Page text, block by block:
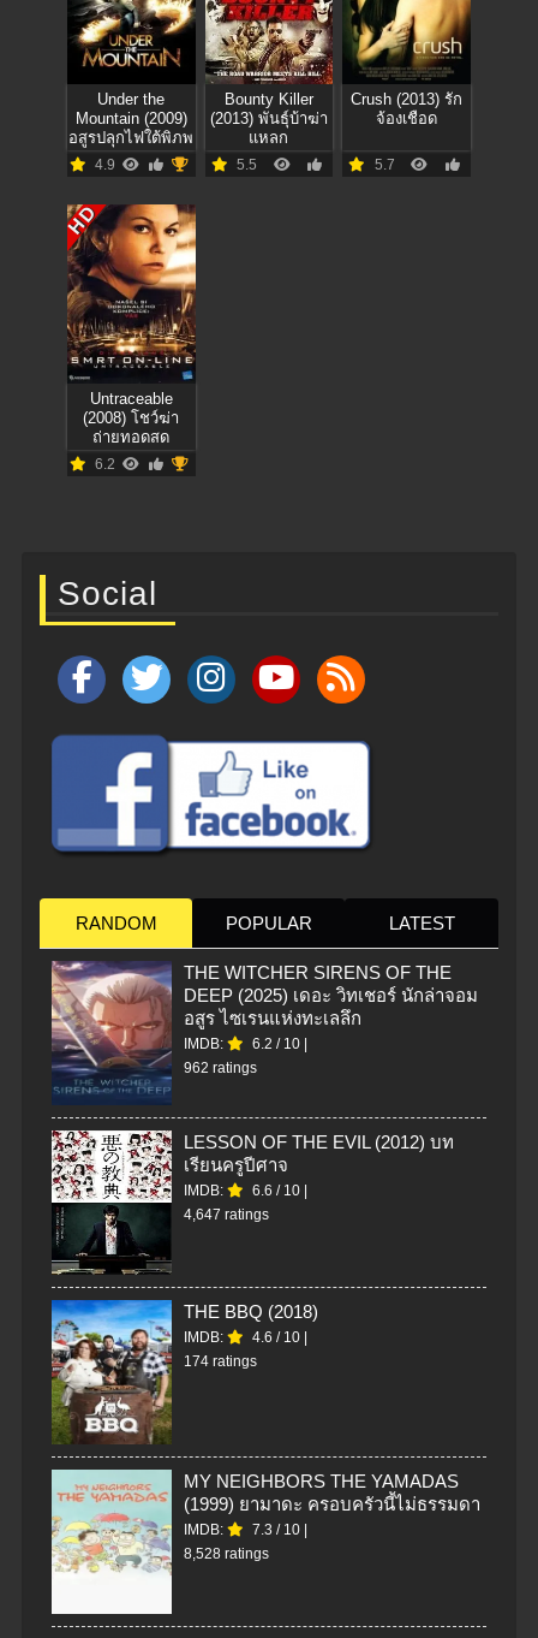
Under the
Mountain (2009)
อสูรปลุกไฟใต้พิภพ
4.9
Bounty Killer
(2013) พันธุ์บ้าฆ่า
แหลก
5.5
Crush (2013) รัก
จ้องเชือด
5.7
HD
Untraceable
(2008) โชว์ฆ่า
ถ่ายทอดสด
6.2
Social
RANDOM POPULAR LATEST
THE WITCHER SIRENS OF THE
DEEP (2025) เดอะ วิทเชอร์ นักล่าจอม
อสูร ไซเรนแห่งทะเลลึก
IMDB: 6.2 / 10 |
962 ratings
LESSON OF THE EVIL (2012) บท
เรียนครูปีศาจ
IMDB: 6.6 / 10 |
4,647 ratings
THE BBQ (2018)
IMDB: 4.6 / 10 |
174 ratings
MY NEIGHBORS THE YAMADAS
(1999) ยามาดะ ครอบครัวนี้ไม่ธรรมดา
IMDB: 7.3 / 10 |
8,528 ratings